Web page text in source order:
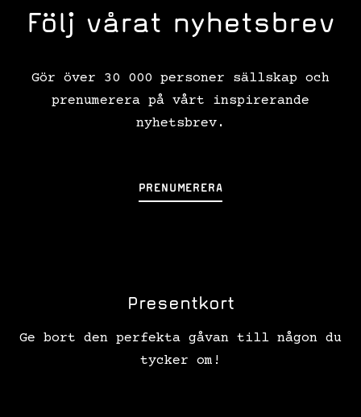
Följ vårat nyhetsbrev
Gör över 30 000 personer sällskap och
prenumerera på vårt inspirerande
nyhetsbrev.
PRENUMERERA
Presentkort
Ge bort den perfekta gåvan till någon du
tycker om!